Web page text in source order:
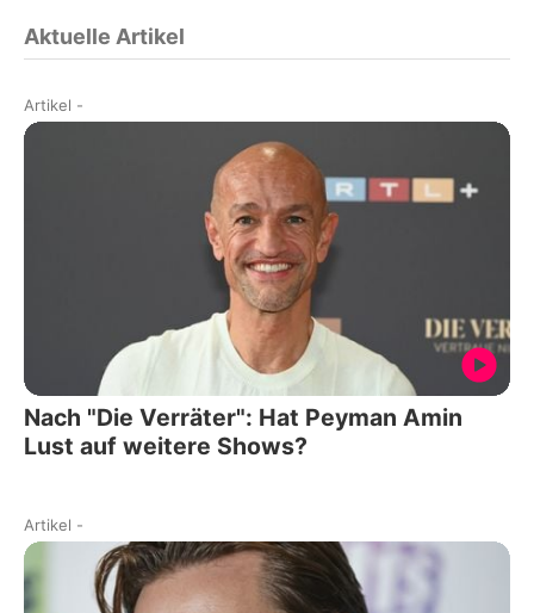
Aktuelle Artikel
Artikel -
Nach "Die Verräter": Hat Peyman Amin
Lust auf weitere Shows?
Artikel -